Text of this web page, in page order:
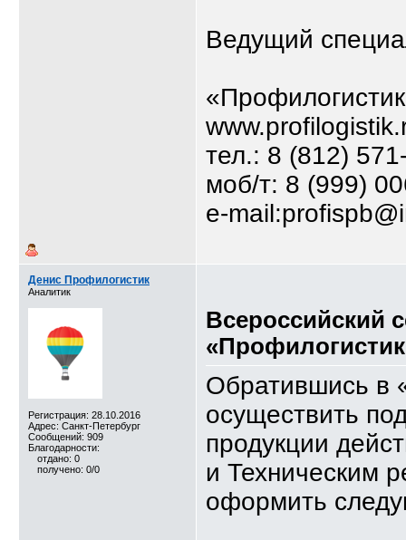
Ведущий
тел.: 8 (812)
моб/т: 8 (999)
e-
Денис Профилогистик
Аналитик
Регистрация: 28.10.2016
Адрес: Санкт-Петербург
Сообщений: 909
Благодарности:
отдано: 0
получено: 0/0
Всероссийский
Обратившись в
осуществить
продукции
и Техническим
оформить